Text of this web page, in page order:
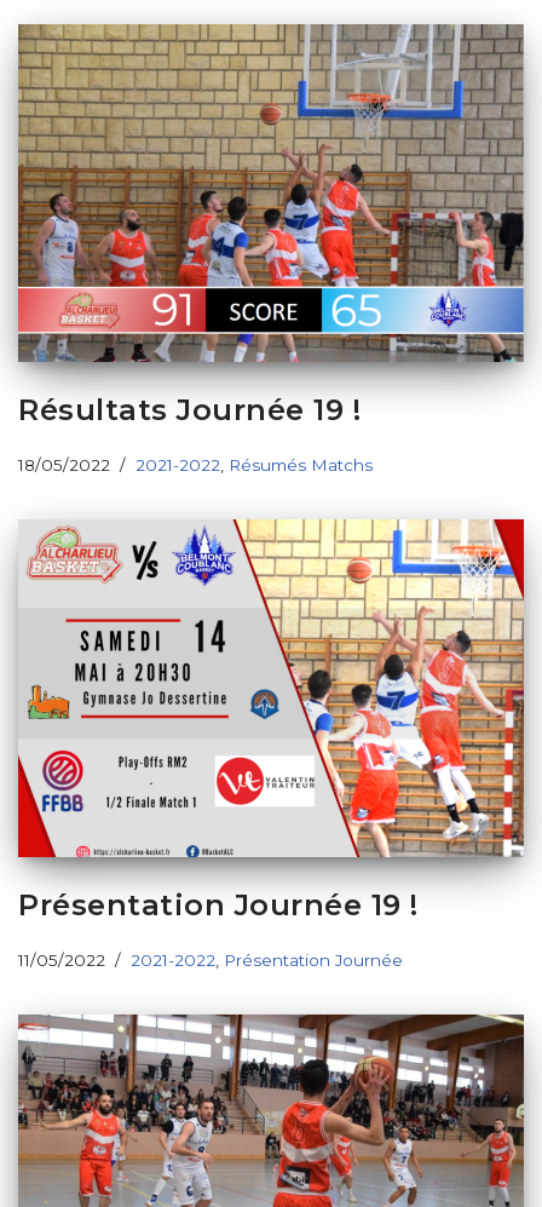
Résultats Journée 19 !
18/05/2022 2021-2022 Résumés Matchs
Présentation Journée 19 !
11/05/2022 2021-2022 Présentation Journée